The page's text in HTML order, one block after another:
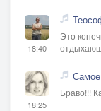
18:40
Это
18:25
Браво!!!